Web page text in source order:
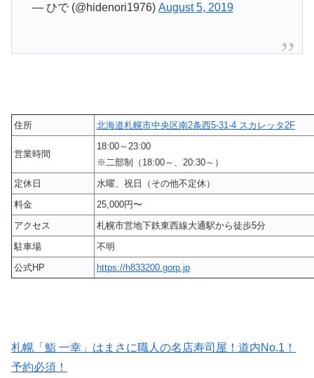
— ひで (@hidenori1976) August 5, 2019
住所 北海道札幌市中央区南2条西5-31-4 スカレッタ2F
営業時間
18:00～23:00
※二部制（18:00～、20:30～）
定休日
水曜、祝日（その他不定休）
料金
25,000円〜
アクセス
札幌市営地下鉄東西線大通駅から徒歩5分
駐車場
不明
公式HP
https://h833200.gorp.jp
札幌「鮨 一幸」はまさに職人の名店寿司屋！道内No.1！
予約必須！